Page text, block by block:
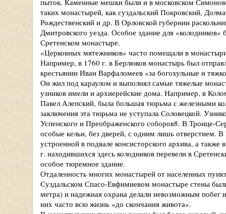
пыток. Каменные мешки были и в московском
таких монастырей, как суздальский Покровский,
Рождественский и др. В Орловской губернии
Дмитровского уезда. Особое здание для
Сретенском монастыре.
«Церковных мятежников» часто помещали в
Например, в 1760 г. в Берлюков монастырь был
крестьянин Иван Варфаломеев «за богохульные и
Он жил под караулом и выполнял самые тяжелые
узников имели и архиерейские дома. Например, в
Павел Алепский, была большая тюрьма с железными
заключения эта тюрьма не уступала Соловецкой.
Успенского и Преображенского соборов8. В Троице-
особые кельи, без дверей, с одним лишь отверстием.
устроенной в подвале консисторского архива, а
г. находившихся здесь колодников перевели в
особое тюремное здание.
Отдаленность многих монастырей от населенных
Суздальском Спасо-Евфимиевом монастыре стены
метра) и надежная охрана делали невозможным
них часто всю жизнь «до скончания живота».